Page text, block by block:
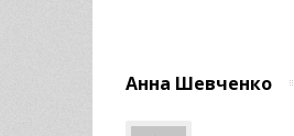
Анна Шевченко